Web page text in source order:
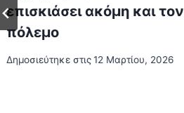
επισκιάσει ακόμη και τον
πόλεμο
Δημοσιεύτηκε στις12 Μαρτίου, 2026